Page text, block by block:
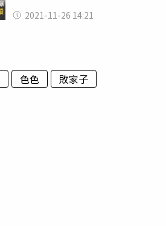
報失蹤
2021-11-26 14:21
色色
敗家子